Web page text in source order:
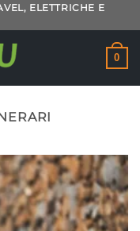
ELETTRICHE E
0